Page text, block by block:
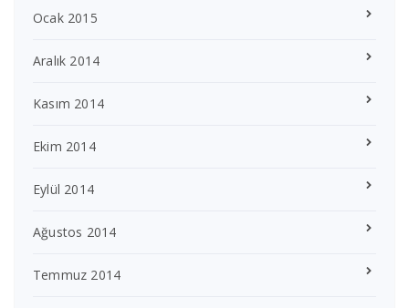
Ocak 2015
Aralık 2014
Kasım 2014
Ekim 2014
Eylül 2014
Ağustos 2014
Temmuz 2014